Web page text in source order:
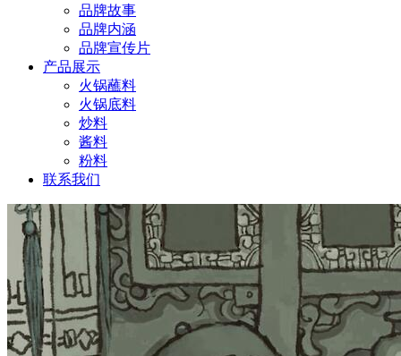
品牌故事
品牌内涵
品牌宣传片
产品展示
火锅蘸料
火锅底料
炒料
酱料
粉料
联系我们